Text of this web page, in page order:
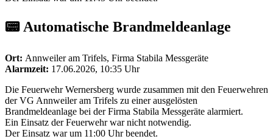
📟 Automatische Brandmeldeanlage
Ort: Annweiler am Trifels, Firma Stabila Messgeräte
Alarmzeit: 17.06.2026, 10:35 Uhr
Die Feuerwehr Wernersberg wurde zusammen mit den Feuerwehren
der VG Annweiler am Trifels zu einer ausgelösten
Brandmeldeanlage bei der Firma Stabila Messgeräte alarmiert.
Ein Einsatz der Feuerwehr war nicht notwendig.
Der Einsatz war um 11:00 Uhr beendet.